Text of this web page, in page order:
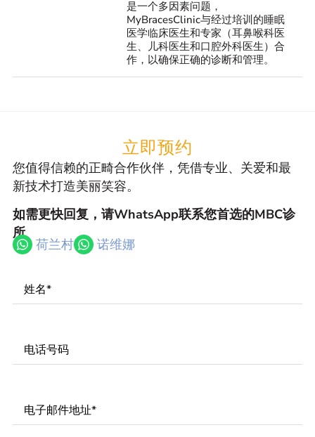
是一个多因素问题，
MyBracesClinic与经过培训的睡眠
医学临床医生和专家（耳鼻喉科医
生、儿科医生和口腔外科医生）合
作，以确保正确的诊断和管理。
立即预约
您值得信赖的正畸合作伙伴，凭借专业、关爱和最
新技术打造美丽笑容。
如需更快回复，请WhatsApp联系您首选的MBC诊
所
荷兰村 诺维娜
Name *
Phone
Number*
Email *